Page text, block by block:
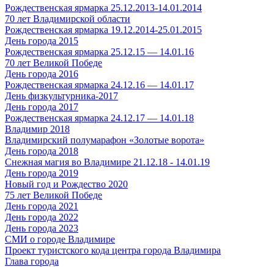
Рождественская ярмарка 25.12.2013-14.01.2014
70 лет Владимирской области
Рождественская ярмарка 19.12.2014-25.01.2015
День города 2015
Рождественская ярмарка 25.12.15 — 14.01.16
70 лет Великой Победе
День города 2016
Рождественская ярмарка 24.12.16 — 14.01.17
День физкультурника-2017
День города 2017
Рождественская ярмарка 24.12.17 — 14.01.18
Владимир 2018
Владимирский полумарафон «Золотые ворота»
День города 2018
Снежная магия во Владимире 21.12.18 - 14.01.19
День города 2019
Новый год и Рождество 2020
75 лет Великой Победе
День города 2021
День города 2022
День города 2023
СМИ о городе Владимире
Проект туристского кода центра города Владимира
Глава города